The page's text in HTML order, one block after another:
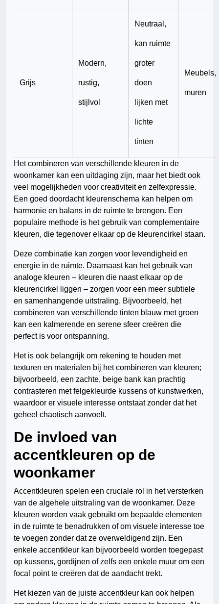
Grijs
Modern,
rustig,
stijlvol
Neutraal,
kan ruimte
groter
doen
lijken met
lichte
tinten
Meubels,
muren
Het combineren van verschillende kleuren in de
woonkamer kan een uitdaging zijn, maar het biedt ook
veel mogelijkheden voor creativiteit en zelfexpressie.
Een goed doordacht kleurenschema kan helpen om
harmonie en balans in de ruimte te brengen. Een
populaire methode is het gebruik van complementaire
kleuren, die tegenover elkaar op de kleurencirkel staan.
Deze combinatie kan zorgen voor levendigheid en
energie in de ruimte. Daarnaast kan het gebruik van
analoge kleuren – kleuren die naast elkaar op de
kleurencirkel liggen – zorgen voor een meer subtiele
en samenhangende uitstraling. Bijvoorbeeld, het
combineren van verschillende tinten blauw met groen
kan een kalmerende en serene sfeer creëren die
perfect is voor ontspanning.
Het is ook belangrijk om rekening te houden met
texturen en materialen bij het combineren van kleuren;
bijvoorbeeld, een zachte, beige bank kan prachtig
contrasteren met felgekleurde kussens of kunstwerken,
waardoor er visuele interesse ontstaat zonder dat het
geheel chaotisch aanvoelt.
De invloed van
accentkleuren op de
woonkamer
Accentkleuren spelen een cruciale rol in het versterken
van de algehele uitstraling van de woonkamer. Deze
kleuren worden vaak gebruikt om bepaalde elementen
in de ruimte te benadrukken of om visuele interesse toe
te voegen zonder dat ze overweldigend zijn. Een
enkele accentkleur kan bijvoorbeeld worden toegepast
op kussens, gordijnen of zelfs een enkele muur om een
focal point te creëren dat de aandacht trekt.
Het kiezen van de juiste accentkleur kan ook helpen